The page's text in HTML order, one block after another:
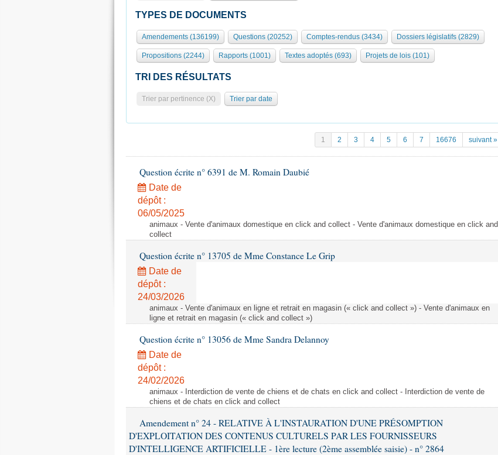
TYPES DE DOCUMENTS
Amendements (136199) Questions (20252) Comptes-rendus (3434) Dossiers législatifs (2829)
Propositions (2244) Rapports (1001) Textes adoptés (693) Projets de lois (101)
TRI DES RÉSULTATS
Trier par pertinence (X) Trier par date
1 2 3 4 5 6 7 16676 suivant »
Question écrite n° 6391 de M. Romain Daubié
Date de
dépôt :
06/05/2025
animaux - Vente d'animaux domestique en click and collect - Vente d'animaux domestique en click and
collect
Question écrite n° 13705 de Mme Constance Le Grip
Date de
dépôt :
24/03/2026
animaux - Vente d'animaux en ligne et retrait en magasin (« click and collect ») - Vente d'animaux en
ligne et retrait en magasin (« click and collect »)
Question écrite n° 13056 de Mme Sandra Delannoy
Date de
dépôt :
24/02/2026
animaux - Interdiction de vente de chiens et de chats en click and collect - Interdiction de vente de
chiens et de chats en click and collect
Amendement n° 24 - RELATIVE À L'INSTAURATION D'UNE PRÉSOMPTION
D'EXPLOITATION DES CONTENUS CULTURELS PAR LES FOURNISSEURS
D'INTELLIGENCE ARTIFICIELLE - 1ère lecture (2ème assemblée saisie) - n° 2864